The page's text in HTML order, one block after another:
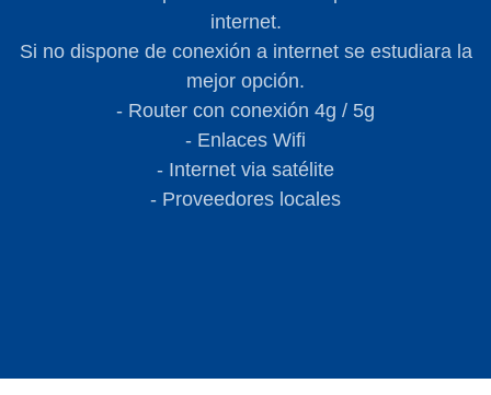
internet.
Si no dispone de conexión a internet se estudiara la
mejor opción.
- Router con conexión 4g / 5g
- Enlaces Wifi
- Internet via satélite
- Proveedores locales